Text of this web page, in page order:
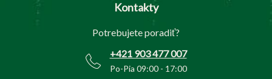
Kontakty
Potrebujete poradiť?
+421 903 477 007
Po-Pia 09:00 - 17:00